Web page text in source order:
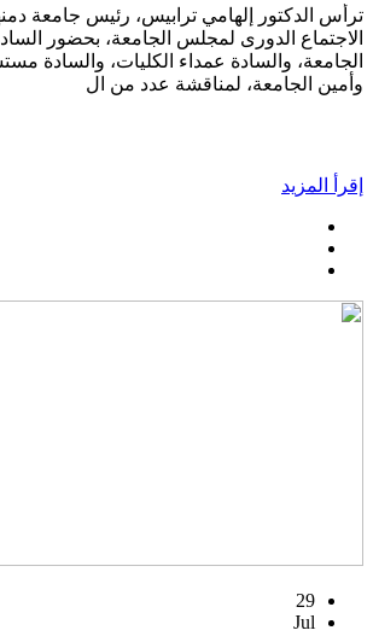
ترأس الدكتور إلهامي ترابيس، رئيس جامعة
الاجتماع الدورى لمجلس الجامعة، بحضور
الجامعة، والسادة عمداء الكليات، والسادة
وأمين الجامعة، لمناقشة عدد من ال
إقرأ المزيد
29
Jul